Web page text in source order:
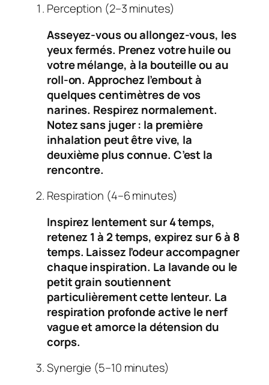
Perception (2–3 minutes)
Asseyez‑vous ou allongez‑vous, les
yeux fermés. Prenez votre huile ou
votre mélange, à la bouteille ou au
roll‑on. Approchez l’embout à
quelques centimètres de vos
narines. Respirez normalement.
Notez sans juger : la première
inhalation peut être vive, la
deuxième plus connue. C’est la
rencontre.
Respiration (4–6 minutes)
Inspirez lentement sur 4 temps,
retenez 1 à 2 temps, expirez sur 6 à 8
temps. Laissez l’odeur accompagner
chaque inspiration. La lavande ou le
petit grain soutiennent
particulièrement cette lenteur. La
respiration profonde active le nerf
vague et amorce la détension du
corps.
Synergie (5–10 minutes)